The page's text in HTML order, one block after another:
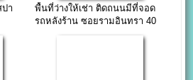
า
พื้นที่ว่างให้เช่า ติดถนนมีที่จอด
รถหลังร้าน ซอยรามอินทรา 40